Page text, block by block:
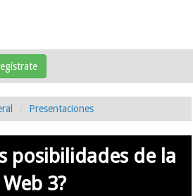
Presentaciones
posibilidades de la
Web 3?